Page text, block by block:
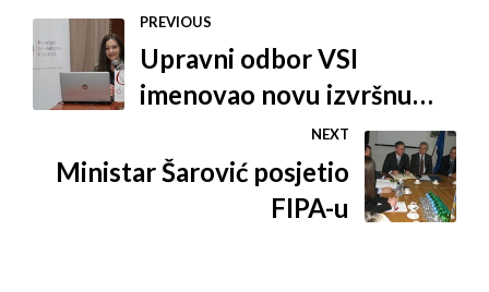
PREVIOUS
Upravni odbor VSI
imenovao novu izvršnu
NEXT
Ministar Šarović posjetio
FIPA-u